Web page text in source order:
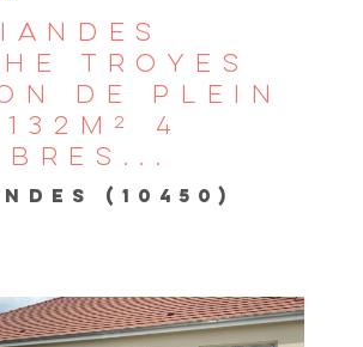
TROYES
DE PLEIN
4
(10450)